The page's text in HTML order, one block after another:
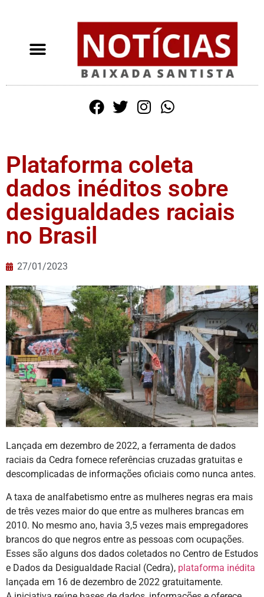
Plataforma coleta
dados inéditos sobre
desigualdades raciais
no Brasil
27/01/2023
Lançada em dezembro de 2022, a ferramenta de dados
raciais da Cedra fornece referências cruzadas gratuitas e
descomplicadas de informações oficiais como nunca antes.
A taxa de analfabetismo entre as mulheres negras era mais
de três vezes maior do que entre as mulheres brancas em
2010. No mesmo ano, havia 3,5 vezes mais empregadores
brancos do que negros entre as pessoas com ocupações.
Esses são alguns dos dados coletados no Centro de Estudos
e Dados da Desigualdade Racial (Cedra), plataforma inédita
lançada em 16 de dezembro de 2022 gratuitamente.